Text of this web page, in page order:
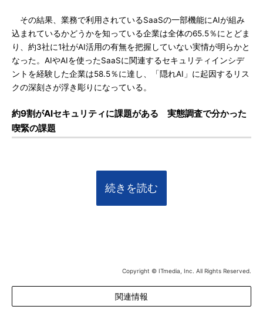
その結果、業務で利用されているSaaSの一部機能にAIが組み
込まれているかどうかを知っている企業は全体の65.5％にとどま
り、約3社に1社がAI活用の有無を把握していない実情が明らかと
なった。AIやAIを使ったSaaSに関連するセキュリティインシデ
ントを経験した企業は58.5％に達し、「隠れAI」に起因するリス
クの深刻さが浮き彫りになっている。
約9割がAIセキュリティに課題がある 実態調査で分かった
喫緊の課題
続きを読む
Copyright © ITmedia, Inc. All Rights Reserved.
関連情報